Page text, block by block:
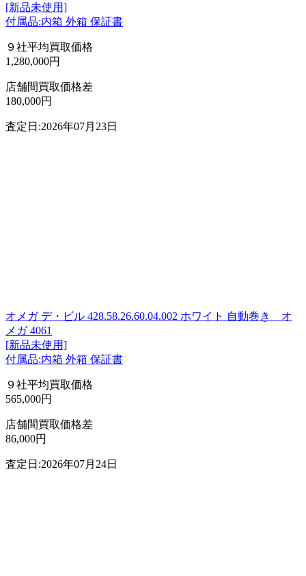
[新品未使用]
付属品:内箱 外箱 保証書
９社平均買取価格
1,280,000円
店舗間買取価格差
180,000円
査定日:2026年07月23日
オメガ デ・ビル 428.58.26.60.04.002 ホワイト 自動巻き オ
メガ 4061
[新品未使用]
付属品:内箱 外箱 保証書
９社平均買取価格
565,000円
店舗間買取価格差
86,000円
査定日:2026年07月24日